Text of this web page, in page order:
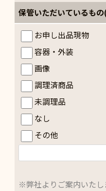
保管いただいているも
お申し出品現物
容器・外装
画像
調理済商品
未調理品
なし
その他
※弊社よりご案内いた